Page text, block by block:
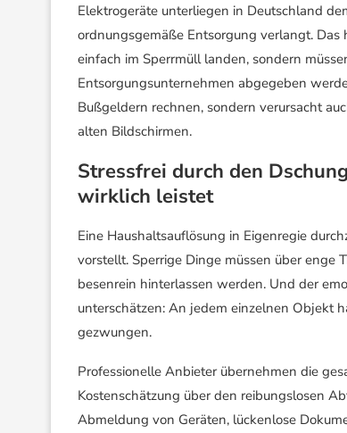
Elektrogeräte unterliegen in Deutschland
ordnungsgemäße Entsorgung verlangt.
einfach im Sperrmüll landen, sondern
Entsorgungsunternehmen abgegeben
Bußgeldern rechnen, sondern verursacht
alten Bildschirmen.
Stressfrei durch den
wirklich leistet
Eine Haushaltsauflösung in Eigenregie
vorstellt. Sperrige Dinge müssen über enge
besenrein hinterlassen werden. Und der
unterschätzen: An jedem einzelnen Objekt
gezwungen.
Professionelle Anbieter übernehmen die
Kostenschätzung über den reibungslosen
Abmeldung von Geräten, lückenlose